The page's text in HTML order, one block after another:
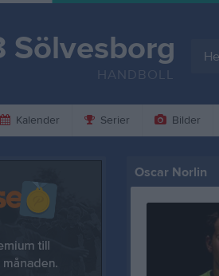
Sölvesborg
HANDBOLL
Kalender Serier Bilder
Oscar Norlin